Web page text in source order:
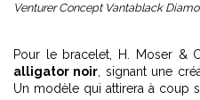
Venturer Concept Vantablack
Pour le bracelet, H. Moser &
alligator noir , signant une
Un modèle qui attirera à coup